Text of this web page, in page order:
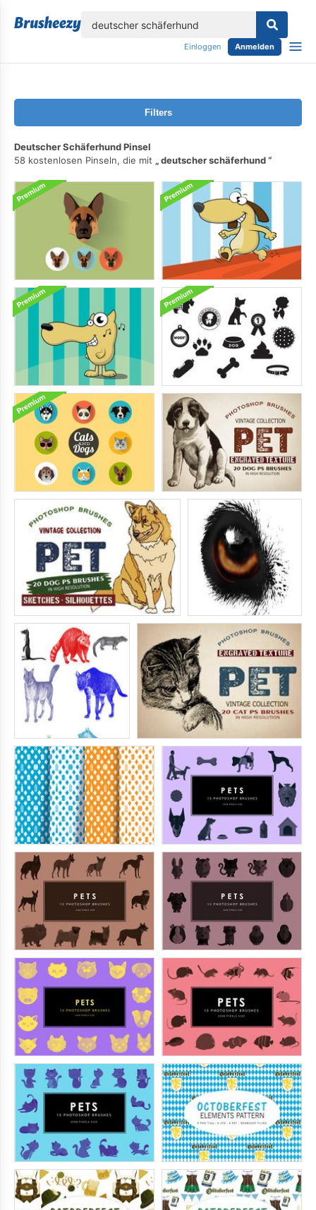
Einloggen Anmelden
Filters
Deutscher Schäferhund Pinsel
58 kostenlosen Pinseln, die mit
deutscher schäferhund